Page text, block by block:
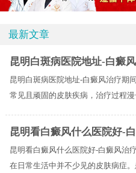
最新文章
昆明白斑病医院地址-白癜
昆明白斑病医院地址-白癜风治疗期
常见且顽固的皮肤疾病，治疗过程漫
昆明看白癜风什么医院好-
昆明看白癜风什么医院好-白癜风治
在日常生活中并不少见的皮肤病症。